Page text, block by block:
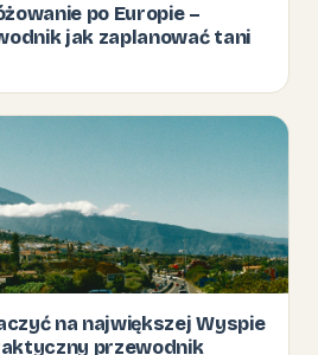
po Europie –
jak zaplanować tani
na największej Wyspie
przewodnik